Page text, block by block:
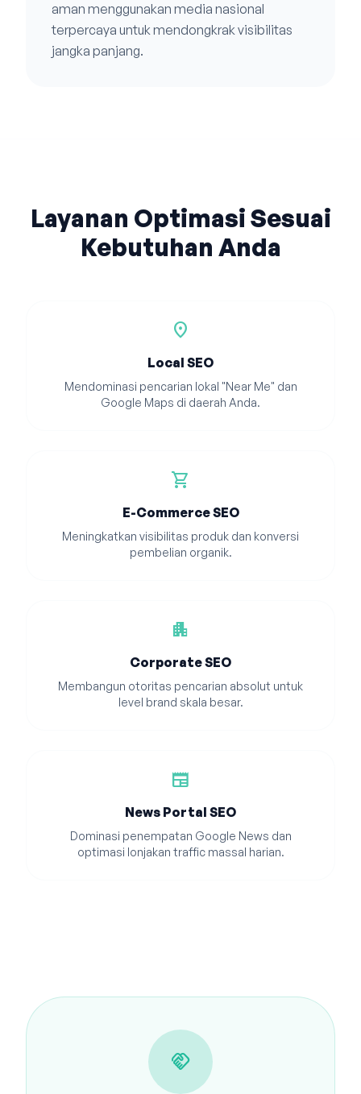
aman menggunakan media nasional
terpercaya untuk mendongkrak visibilitas
jangka panjang.
Layanan Optimasi Sesuai
Kebutuhan Anda
location_on
Local SEO
Mendominasi pencarian lokal "Near Me" dan
Google Maps di daerah Anda.
shopping_cart
E-Commerce SEO
Meningkatkan visibilitas produk dan konversi
pembelian organik.
apartment
Corporate SEO
Membangun otoritas pencarian absolut untuk
level brand skala besar.
newspaper
News Portal SEO
Dominasi penempatan Google News dan
optimasi lonjakan traffic massal harian.
handshake